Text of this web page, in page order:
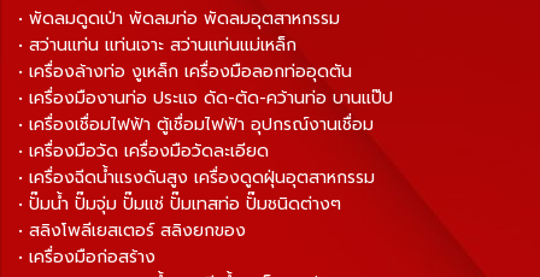
• พัดลมดูดเป่า พัดลมท่อ พัดลมอุตสาหกรรม
• สว่านแท่น แท่นเจาะ สว่านแท่นแม่เหล็ก
• เครื่องล้างท่อ งูเหล็ก เครื่องมือลอกท่ออุดตัน
• เครื่องมืองานท่อ ประแจ ดัด-ตัด-คว้านท่อ บานแป๊ป
• เครื่องเชื่อมไฟฟ้า ตู้เชื่อมไฟฟ้า อุปกรณ์งานเชื่อม
• เครื่องมือวัด เครื่องมือวัดละเอียด
• เครื่องฉีดน้ำแรงดันสูง เครื่องดูดฝุ่นอุตสาหกรรม
• ปั๊มน้ำ ปั๊มจุ่ม ปั๊มแช่ ปั๊มเทสท่อ ปั๊มชนิดต่างๆ
• สลิงโพลีเยสเตอร์ สลิงยกของ
• เครื่องมือก่อสร้าง